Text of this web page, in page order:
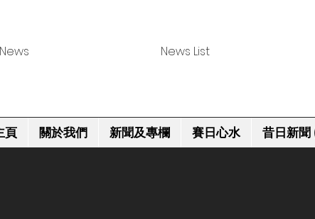
News List
頁 關於我們 新聞及專欄 賽日心水 昔日新聞